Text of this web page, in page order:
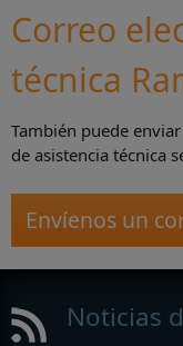
Correo
técnica
También puede
de asistencia técnica
Envíenos un
Noticias